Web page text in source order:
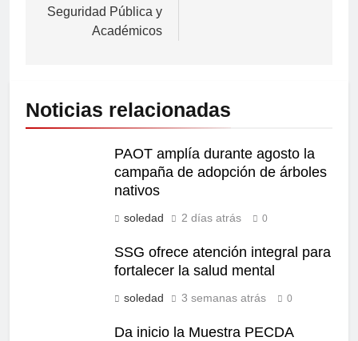
Seguridad Pública y
Académicos
Noticias relacionadas
PAOT amplía durante agosto la
campaña de adopción de árboles
nativos
soledad 2 días atrás 0
SSG ofrece atención integral para
fortalecer la salud mental
soledad 3 semanas atrás 0
Da inicio la Muestra PECDA